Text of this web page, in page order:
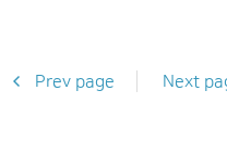
Prev page Next